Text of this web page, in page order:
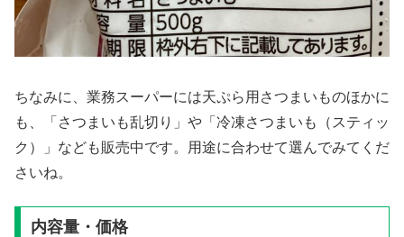
ちなみに、業務スーパーには天ぷら用さつまいものほかに
も、「さつまいも乱切り」や「冷凍さつまいも（スティッ
ク）」なども販売中です。用途に合わせて選んでみてくだ
さいね。
内容量・価格